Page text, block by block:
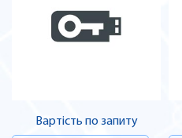
Вартість по запиту